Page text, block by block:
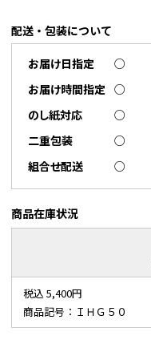
配送・包装について
お届け日指定
○
お届け時間指定 ○
のし紙対応
○
二重包装
○
組合せ配送
○
商品在庫状況
税込 5,400円
商品記号：ＩＨＧ５０